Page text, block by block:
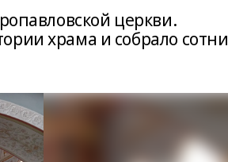
церкви.
храма и собрало сотни